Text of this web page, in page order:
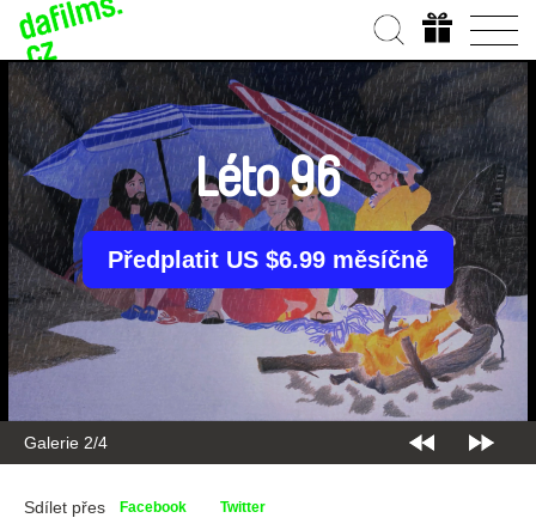
Galerie 2/4
Léto 96
Předplatit US $6.99 měsíčně
Sdílet přes Facebook Twitter